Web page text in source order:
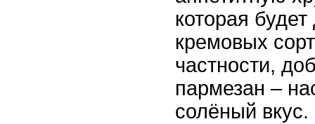
которая
кремовых
частности,
пармезан –
солёный вкус.